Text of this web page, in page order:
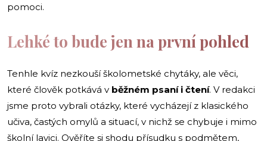
pomoci.
Lehké to bude jen na první pohled
Tenhle kvíz nezkouší školometské chytáky, ale věci,
které člověk potkává v běžném psaní i čtení. V redakci
jsme proto vybrali otázky, které vycházejí z klasického
učiva, častých omylů a situací, v nichž se chybuje i mimo
školní lavici. Ověříte si shodu přísudku s podmětem,